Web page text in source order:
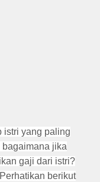
istri yang paling
bagaimana jika
gaji dari istri?
berikut